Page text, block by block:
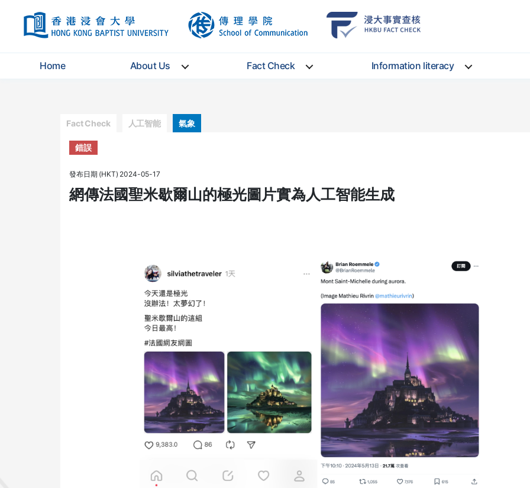
HKBU
School
Communication
Home About Us Fact Check Information literacy
Categories
Fact Check 人工智能 氣象
錯誤
發布日期 (HKT) 2024-05-17
網傳法國聖米歇爾山的極光圖片實為人工智能生成